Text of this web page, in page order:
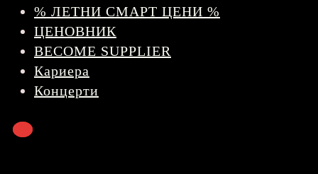
% ЛЕТНИ СМАРТ ЦЕНИ %
ЦЕНОВНИК
BECOME SUPPLIER
Кариера
Концерти